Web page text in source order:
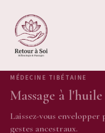
Réflexologie et
MÉDECINE TIBÉTAINE
Massage à
Laissez-vous
gestes ancestraux.